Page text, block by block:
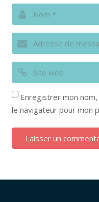
Enregistrer mon
le navigateur pour mon